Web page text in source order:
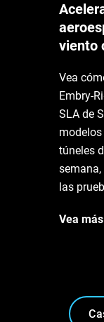
viento
Vea
Embry-
SLA de
túneles
las
Vea más